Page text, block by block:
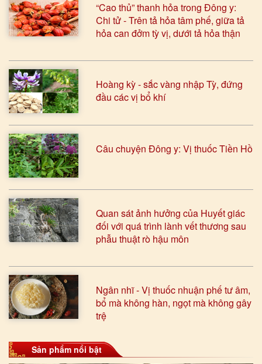
“Cao thủ” thanh hỏa trong Đông y:
Chi tử - Trên tả hỏa tâm phế, giữa tả
hỏa can đởm tỳ vị, dưới tả hỏa thận
Hoàng kỳ - sắc vàng nhập Tỳ, đứng
đầu các vị bổ khí
Câu chuyện Đông y: Vị thuốc Tiền Hồ
Quan sát ảnh hưởng của Huyết giác
đối với quá trình lành vết thương sau
phẫu thuật rò hậu môn
Ngân nhĩ - Vị thuốc nhuận phế tư âm,
bổ mà không hàn, ngọt mà không gây
trệ
Sản phẩm nổi bật